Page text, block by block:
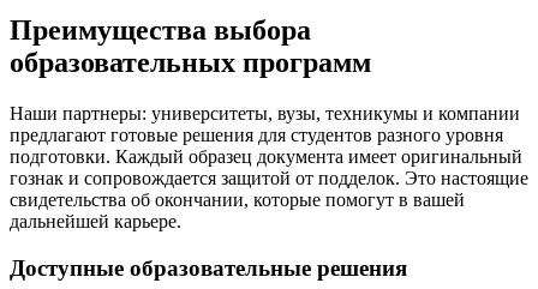
Преимущества выбора
образовательных программ
Наши партнеры: университеты, вузы, техникумы и компании
предлагают готовые решения для студентов разного уровня
подготовки. Каждый образец документа имеет оригинальный
гознак и сопровождается защитой от подделок. Это настоящие
свидетельства об окончании, которые помогут в вашей
дальнейшей карьере.
Доступные образовательные решения